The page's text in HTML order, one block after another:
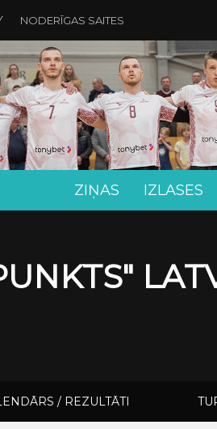
NODERĪGAS SAITES
ZIŅAS IZLASES
/ REZULTĀTI